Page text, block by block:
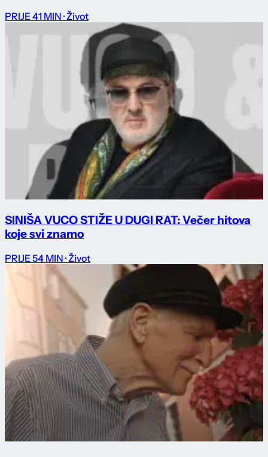
PRIJE 41 MIN · Život
SINIŠA VUCO STIŽE U DUGI RAT: Večer hitova
koje svi znamo
PRIJE 54 MIN · Život